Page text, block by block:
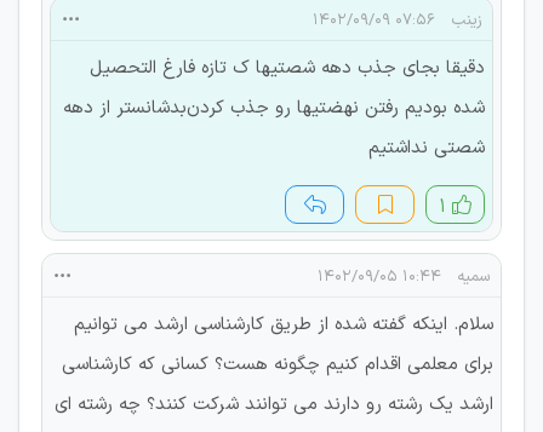
زینب ۰۷:۵۶ ۱۴۰۲/۰۹/۰۹
دقیقا بجای جذب دهه شصتیها ک تازه فارغ التحصیل
شده بودیم رفتن نهضتیها رو جذب کردن‌‌‌بدشانستر از دهه
شصتی نداشتیم
۱
سمیه ۱۰:۴۴ ۱۴۰۲/۰۹/۰۵
سلام. اینکه گفته شده از طریق کارشناسی ارشد می توانیم
برای معلمی اقدام کنیم چگونه هست؟ کسانی که کارشناسی
ارشد یک رشته رو دارند می توانند شرکت کنند؟ چه رشته ای